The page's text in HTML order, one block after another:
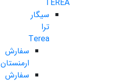
TEREA
سیگار
ترا
Terea
سفارش
ارمنستان
سفارش